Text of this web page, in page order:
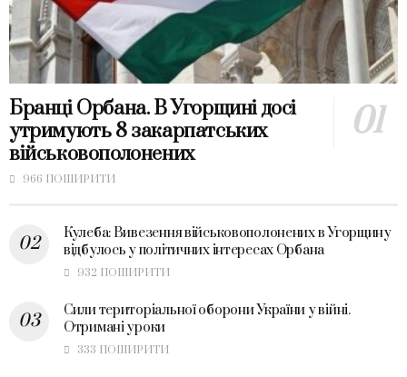
Бранці Орбана. В Угорщині досі
утримують 8 закарпатських
військовополонених
966 ПОШИРИТИ
Кулеба: Вивезення військовополонених в Угорщину
відбулось у політичних інтересах Орбана
932 ПОШИРИТИ
Сили територіальної оборони України у війні.
Отримані уроки
333 ПОШИРИТИ